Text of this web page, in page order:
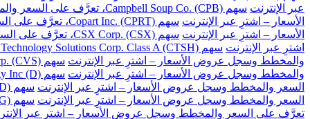
عبر الإنترنت سهم Campbell Soup Co. (CPB)، تعرَّف على السعر والمخطط وسجل عروض الأسعار – اشترِ عبر الإنترنت
الأسعار – اشترِ عبر الإنترنت سهم Copart Inc. (CPRT)، تعرَّف على السعر والمخطط وسجل عروض الأسعار – اشترِ عبر الإنترنت
الأسعار – اشترِ عبر الإنترنت سهم CSX Corp. (CSX)، تعرَّف على السعر والمخطط وسجل عروض الأسعار – اشترِ عبر الإنترنت
اشترِ عبر الإنترنت سهم Cognizant Technology Solutions Corp. Class A (CTSH)، تعرَّف على السعر والمخطط وسجل عروض الأسعار – اشترِ عبر الإنترنت
والمخطط وسجل عروض الأسعار – اشترِ عبر الإنترنت سهم CVS Health Corp. (CVS)، تعرَّف على السعر والمخطط وسجل عروض الأسعار – اشترِ عبر الإنترنت
والمخطط وسجل عروض الأسعار – اشترِ عبر الإنترنت سهم Dominion Energy Inc (D)، تعرَّف على السعر والمخطط وسجل عروض الأسعار – اشترِ عبر الإنترنت
السعر والمخطط وسجل عروض الأسعار – اشترِ عبر الإنترنت سهم DuPont de Nemours Inc. (DD)، تعرَّف على السعر والمخطط وسجل عروض الأسعار – اشترِ عبر الإنترنت
السعر والمخطط وسجل عروض الأسعار – اشترِ عبر الإنترنت سهم Dollar General Corp. (DG)، تعرَّف على السعر والمخطط وسجل عروض الأسعار – اشترِ عبر الإنترنت
تعرَّف على السعر والمخطط وسجل عروض الأسعار – اشترِ عبر